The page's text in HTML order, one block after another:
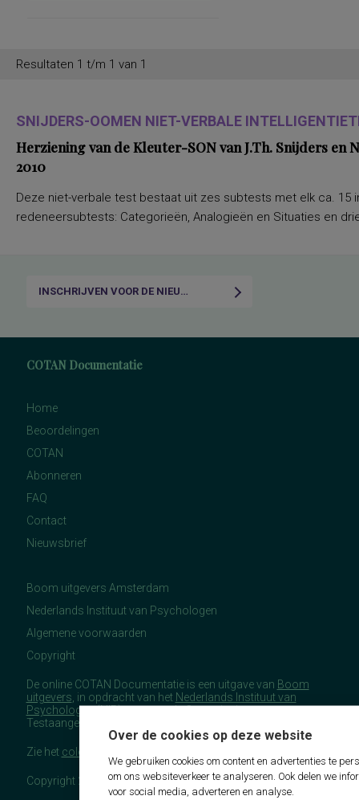
Over de cookies op deze website
We gebruiken cookies om content en advertenties te
om ons websiteverkeer te analyseren. Ook delen we
voor social media, adverteren en analyse.
Resultaten 1 t/m 1 van 1
SNIJDERS-OOMEN NIET-VERBALE
Herziening van de Kleuter-SON van J.Th. Snijders en
2010
Deze niet-verbale test bestaat uit zes subtests met elk ca. 15
redeneersubtests: Categorieën, Analogieën en Situaties en
INSCHRIJVEN VOOR DE NIEUWSBRIEF
COTAN Documentatie
Home
Beoordelingen
COTAN
Abonneren
FAQ
Contact
Nieuwsbrief
Boom uitgevers Amsterdam
Nederlands Instituut van Psychologen
Algemene voorwaarden
Copyright
De online COTAN Documentatie is een uitgave van Boom
uitgevers , in opdracht van het Nederlands Instituut van
Psychologen(NIP), namens de Commissie
Testaangelegenheden Nederland (COTAN).
Zie het colofon
Copyright 2026 - COTAN Documentatie